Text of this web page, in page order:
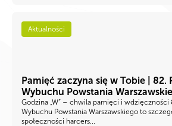
Aktualności
Pamięć zaczyna się w Tobie | 82.
Wybuchu Powstania
Godzina „W” – chwila pamięci i wdzięczności
Wybuchu Powstania Warszawskiego to
społeczności harcers...